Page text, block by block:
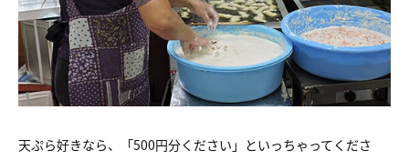
天ぷら好きなら、「500円分ください」といっちゃってくださ